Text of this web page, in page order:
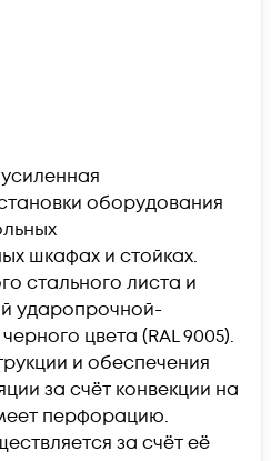
оборудования
шкафах и стойках.
стального листа и
ударопрочной-
цвета (RAL9005).
и обеспечения
за счёт конвекции на
перфорацию.
за счёт её